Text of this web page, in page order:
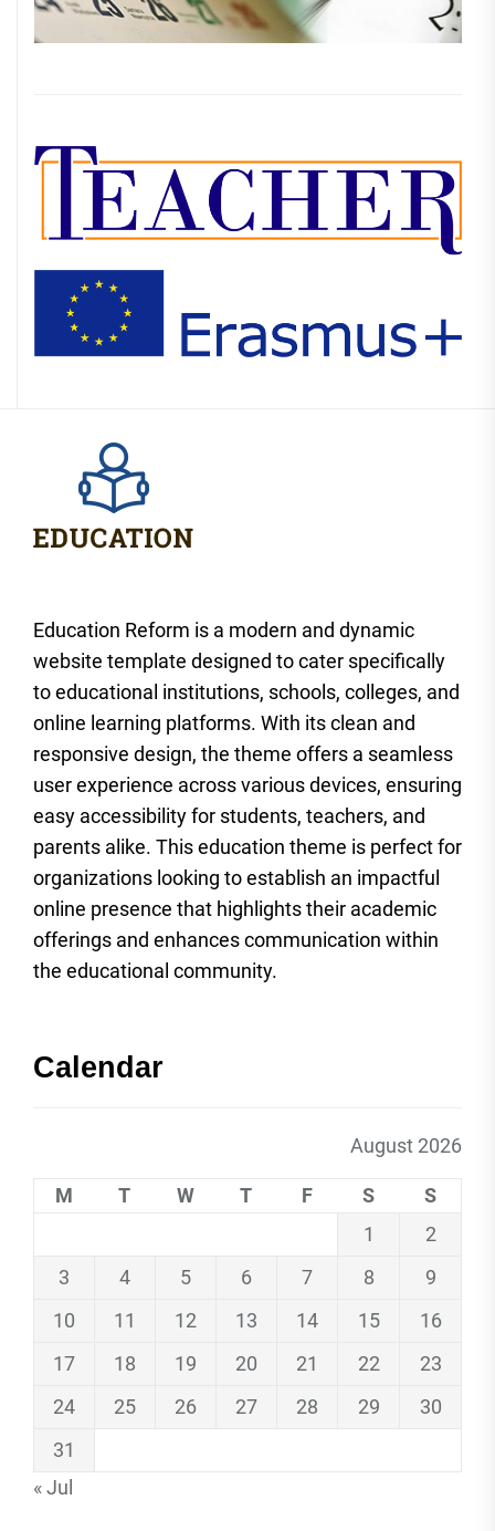
Education Reform is a modern and dynamic
website template designed to cater specifically
to educational institutions, schools, colleges, and
online learning platforms. With its clean and
responsive design, the theme offers a seamless
user experience across various devices, ensuring
easy accessibility for students, teachers, and
parents alike. This education theme is perfect for
organizations looking to establish an impactful
online presence that highlights their academic
offerings and enhances communication within
the educational community.
Calendar
August 2026
M T W T F S
S
1
2
3
4 5 6 7 8
9
10
11 12 13 14 15
16
17
18 19 20 21 22
23
24
25 26 27 28 29
30
31
« Jul